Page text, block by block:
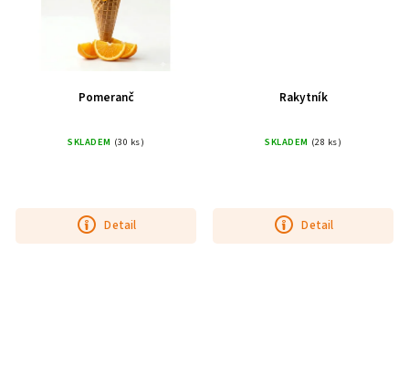
Pomeranč
SKLADEM (30 ks)
Detail
Rakytník
SKLADEM (28 ks)
Detail